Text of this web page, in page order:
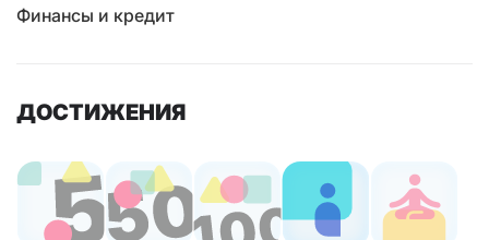
Финансы и кредит
ДОСТИЖЕНИЯ